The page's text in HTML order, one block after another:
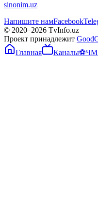
sinonim.uz
Напишите намFacebook
© 2020–2026 TvInfo.uz
Проект принадлежит
Главная
Каналы⚽ЧМ